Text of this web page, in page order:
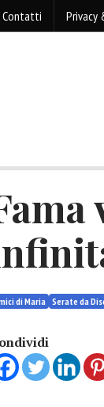
Contatti Privacy
di Maria Serate da